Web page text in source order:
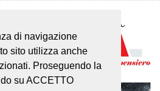
di navigazione
sito utilizza anche
Proseguendo la
su ACCETTO